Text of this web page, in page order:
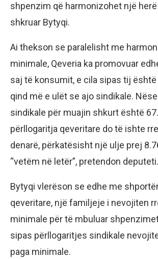
shpenzim që harmonizohet një herë
shkruar Bytyqi.
Ai thekson se paralelisht me
minimale, Qeveria ka promovuar
saj të konsumit, e cila sipas tij
qind më e ulët se ajo sindikale.
sindikale për muajin shkurt është
përllogaritja qeveritare do të ishte
denarë, përkatësisht një ulje prej
“vetëm në letër”, pretendon deputeti.
Bytyqi vlerëson se edhe me
qeveritare, një familjeje i nevojiten
minimale për të mbuluar
sipas përllogaritjes sindikale
paga minimale.